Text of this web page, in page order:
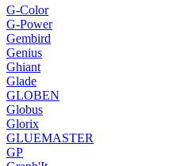
G-Color
G-Power
Gembird
Genius
Ghiant
Glade
GLOBEN
Globus
Glorix
GLUEMASTER
GP